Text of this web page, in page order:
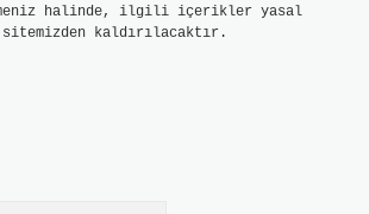
halinde, ilgili içerikler yasal
kaldırılacaktır.